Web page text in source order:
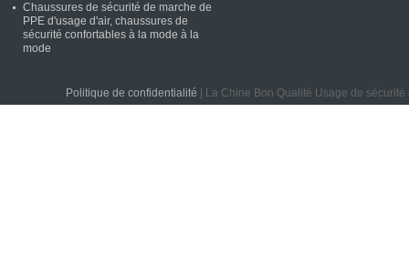
Chaussures de sécurité de marche de
PPE d'usage d'air, chaussures de
sécurité confortables à la mode à la
mode
Politique de confidentialité | La Chine Bon Qualité Usage de